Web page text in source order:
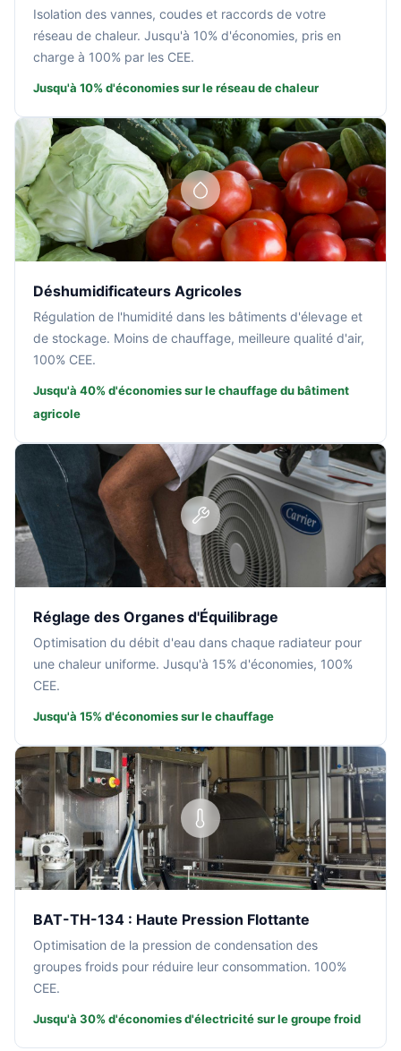
Isolation des vannes, coudes et raccords de votre
réseau de chaleur. Jusqu'à 10% d'économies, pris en
charge à 100% par les CEE.
Jusqu'à 10% d'économies sur le réseau de chaleur
Déshumidificateurs Agricoles
Régulation de l'humidité dans les bâtiments d'élevage et
de stockage. Moins de chauffage, meilleure qualité d'air,
100% CEE.
Jusqu'à 40% d'économies sur le chauffage du bâtiment
agricole
Réglage des Organes d'Équilibrage
Optimisation du débit d'eau dans chaque radiateur pour
une chaleur uniforme. Jusqu'à 15% d'économies, 100%
CEE.
Jusqu'à 15% d'économies sur le chauffage
BAT-TH-134 : Haute Pression Flottante
Optimisation de la pression de condensation des
groupes froids pour réduire leur consommation. 100%
CEE.
Jusqu'à 30% d'économies d'électricité sur le groupe froid